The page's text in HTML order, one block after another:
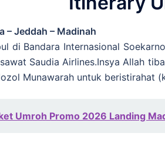
– Jeddah – Madinah
di Bandara Internasional
Saudia Airlines.Insya Allah
Munawarah untuk beristirahat
Umroh Promo 2026 Landing